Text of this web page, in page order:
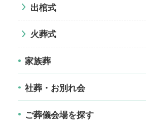
出棺式
火葬式
家族葬
社葬・お別れ会
ご葬儀会場を探す